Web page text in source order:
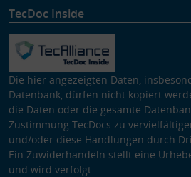
TecDoc Inside
Die hier angezeigten Daten,
Datenbank, dürfen nicht kopiert
die Daten oder die gesamte
Zustimmung TecDocs zu
und/oder diese Handlungen durch
Ein Zuwiderhandeln stellt eine
und wird verfolgt.